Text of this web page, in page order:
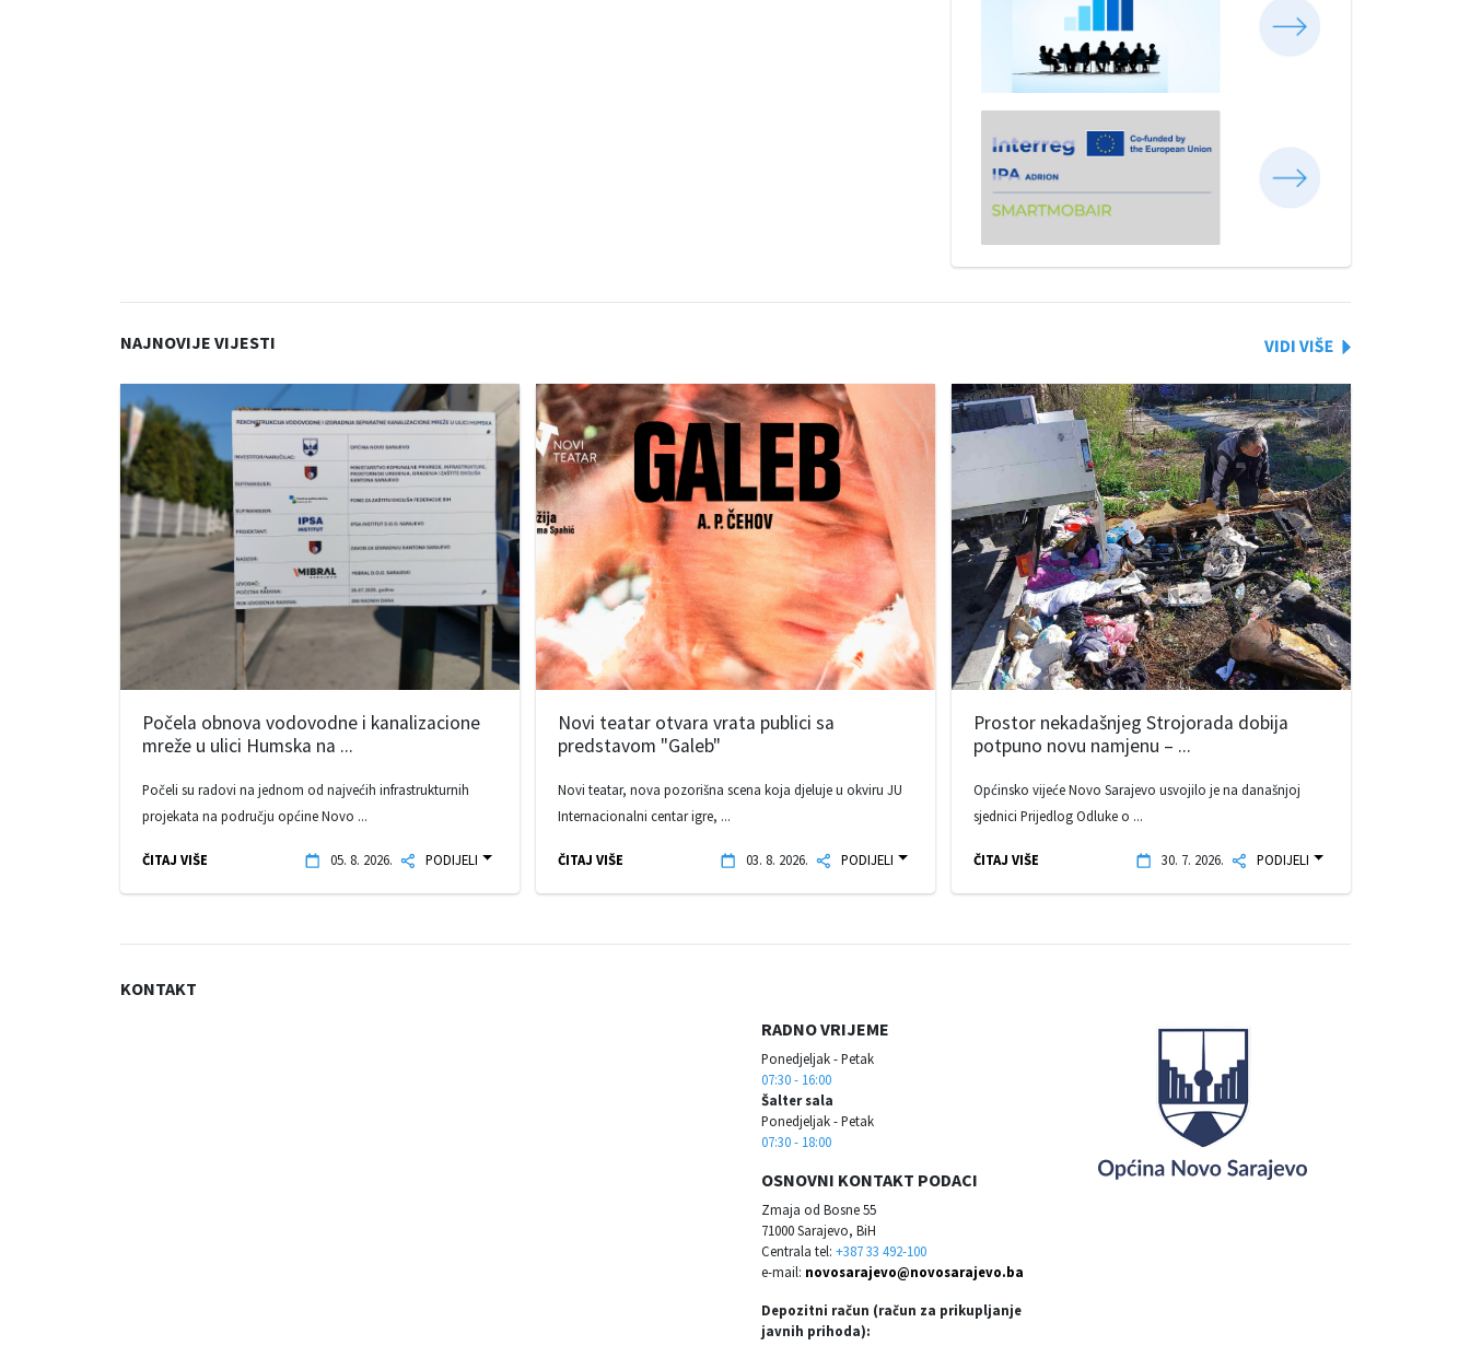
NAJNOVIJE VIJESTI
Počela obnova vodovodne i kanalizacione
mreže u ulici Humska na ...
Počeli su radovi na jednom od najvećih infrastrukturnih
projekata na području općine Novo ...
ČITAJ VIŠE 05. 8. 2026. PODIJELI
Novi teatar otvara vrata publici sa
predstavom "Galeb"
Novi teatar, nova pozorišna scena koja djeluje u okviru JU
Internacionalni centar igre, ...
ČITAJ VIŠE 03. 8. 2026. PODIJELI
Prostor nekadašnjeg Strojorada dobija
potpuno novu namjenu – ...
Općinsko vijeće Novo Sarajevo usvojilo je na današnjoj
sjednici Prijedlog Odluke o ...
ČITAJ VIŠE 30. 7. 2026. PODIJELI
KONTAKT
RADNO VRIJEME
Ponedjeljak - Petak
07:30 - 16:00
Šalter sala
Ponedjeljak - Petak
07:30 - 18:00
OSNOVNI KONTAKT PODACI
Zmaja od Bosne 55
71000 Sarajevo, BiH
Centrala tel: +387 33 492-100
e-mail: novosarajevo@novosarajevo.ba
Depozitni račun (račun za prikupljanje
javnih prihoda):